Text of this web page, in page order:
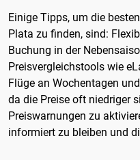
Einige Tipps, um die
Plata zu finden, sind:
Buchung in der
Preisvergleichstools wie
Flüge an Wochentagen
da die Preise oft niedriger
Preiswarnungen zu
informiert zu bleiben und